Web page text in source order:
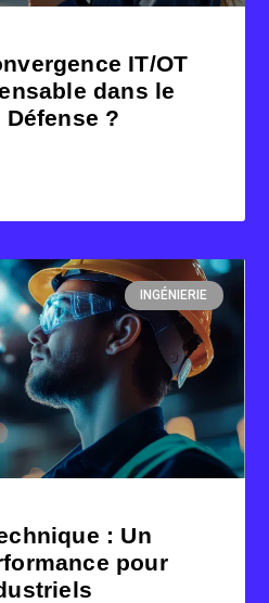
IT/OT
dans le
?
INGÉNIERIE
: Un
pour